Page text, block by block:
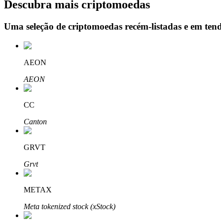
Bloqueios de BTR
Investimentos exclusivos para titulares de BTR
Empréstimos
Serviço de empréstimo apoiado por criptografia
Descubra mais criptomoedas
Uma seleção de criptomoedas recém-listadas e em
AEON
AEON
CC
Canton
GRVT
Grvt
METAX
Meta tokenized stock (xStock)